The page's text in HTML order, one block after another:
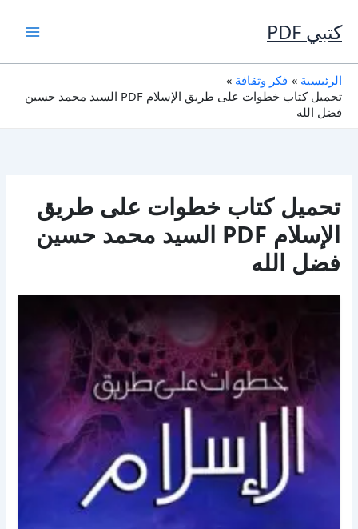
إلى
المحتوى
كتبي PDF
الرئيسية
فكر وثقافة
تحميل كتاب خطوات على طريق الإسلام PDF السيد محمد حسين
فضل الله
تحميل كتاب خطوات على طريق
الإسلام PDF السيد محمد حسين
فضل الله